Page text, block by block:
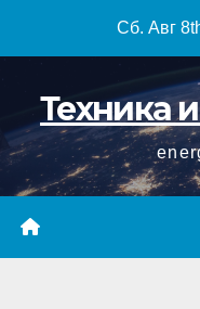
Сб. Авг
Техника